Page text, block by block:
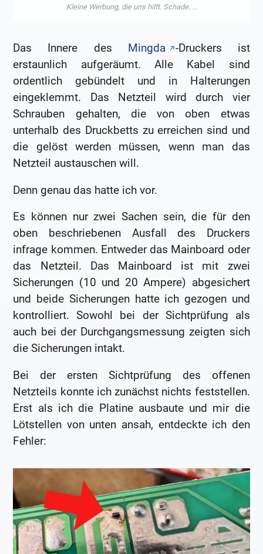
Das Innere des Mingda
-Druckers ist
erstaunlich aufgeräumt. Alle Kabel sind
ordentlich gebündelt und in Halterungen
eingeklemmt. Das Netzteil wird durch vier
Schrauben gehalten, die von oben etwas
unterhalb des Druckbetts zu erreichen sind und
die gelöst werden müssen, wenn man das
Netzteil austauschen will.
Denn genau das hatte ich vor.
Es können nur zwei Sachen sein, die für den
oben beschriebenen Ausfall des Druckers
infrage kommen. Entweder das Mainboard oder
das Netzteil. Das Mainboard ist mit zwei
Sicherungen (10 und 20 Ampere) abgesichert
und beide Sicherungen hatte ich gezogen und
kontrolliert. Sowohl bei der Sichtprüfung als
auch bei der Durchgangsmessung zeigten sich
die Sicherungen intakt.
Bei der ersten Sichtprüfung des offenen
Netzteils konnte ich zunächst nichts feststellen.
Erst als ich die Platine ausbaute und mir die
Lötstellen von unten ansah, entdeckte ich den
Fehler: